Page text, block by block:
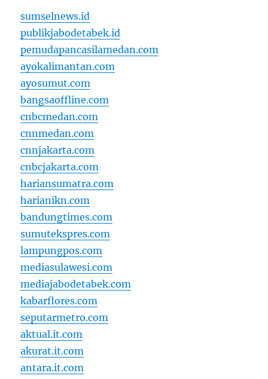
sumselnews.id
publikjabodetabek.id
pemudapancasilamedan.com
ayokalimantan.com
ayosumut.com
bangsaoffline.com
cnbcmedan.com
cnnmedan.com
cnnjakarta.com
cnbcjakarta.com
hariansumatra.com
harianikn.com
bandungtimes.com
sumutekspres.com
lampungpos.com
mediasulawesi.com
mediajabodetabek.com
kabarflores.com
seputarmetro.com
aktual.it.com
akurat.it.com
antara.it.com